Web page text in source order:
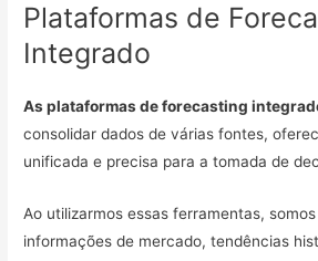
Plataformas de
Integrado
As plataformas de forecasting
consolidar dados de várias fontes,
unificada e precisa para a tomada de
Ao utilizarmos essas ferramentas,
informações de mercado, tendências